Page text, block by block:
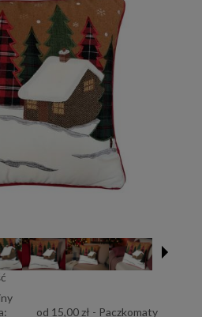
od 15,00 zł - Paczkomaty